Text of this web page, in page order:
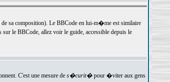
sa composition). Le BBCode en lui-m�me est similaire
le BBCode, allez voir le guide, accessible depuis le
C'est une mesure de s�curit�pour �viter aux gens